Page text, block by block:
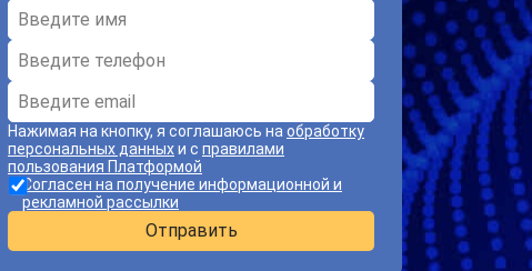
Нажимая на кнопку, я соглашаюсь на обработку
персональных данныхи с правилами
пользования Платформой
Согласен на получение информационной и
рекламной рассылки
Отправить